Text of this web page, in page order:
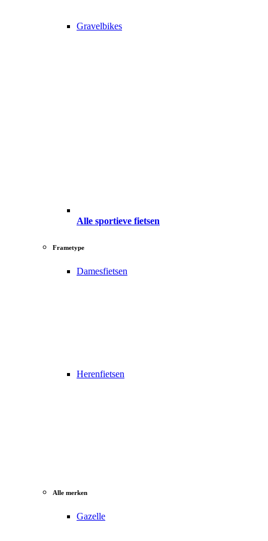
Gravelbikes
Alle sportieve fietsen
Frametype
Damesfietsen
Herenfietsen
Alle merken
Gazelle